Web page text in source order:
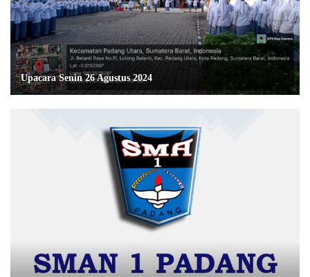
Upacara Senin 26 Agustus 2024